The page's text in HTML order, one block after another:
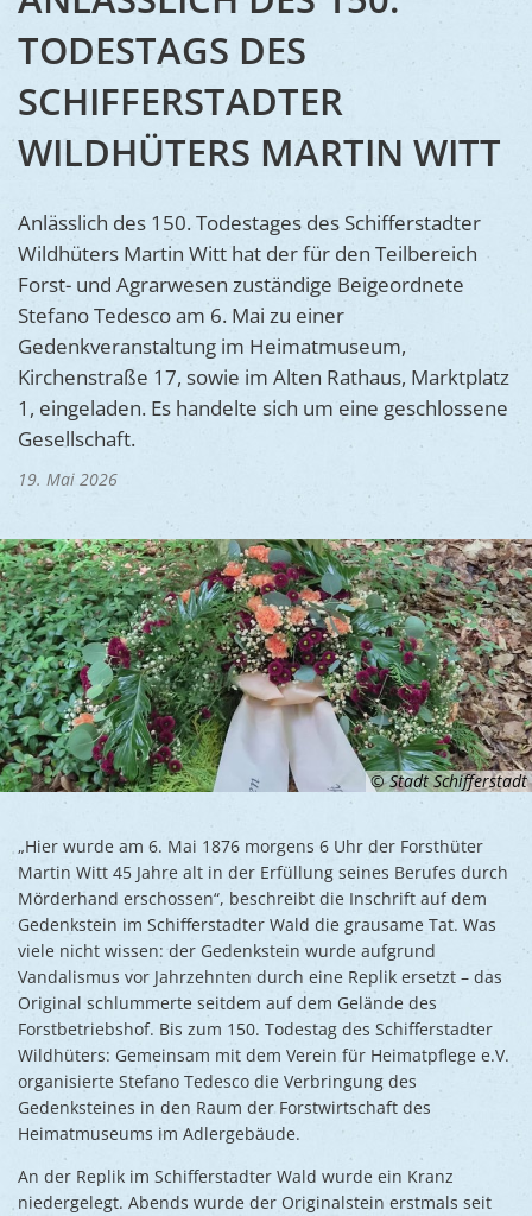
Ukraine
TODESTAGS DES
SCHIFFERSTADTER
WILDHÜTERS MARTIN WITT
Anlässlich des 150. Todestages des Schifferstadter
Wildhüters Martin Witt hat der für den Teilbereich
Forst- und Agrarwesen zuständige Beigeordnete
Stefano Tedesco am 6. Mai zu einer
Gedenkveranstaltung im Heimatmuseum,
Kirchenstraße 17, sowie im Alten Rathaus, Marktplatz
1, eingeladen. Es handelte sich um eine geschlossene
Gesellschaft.
19. Mai 2026
© Stadt Schifferstadt
„Hier wurde am 6. Mai 1876 morgens 6 Uhr der Forsthüter
Martin Witt 45 Jahre alt in der Erfüllung seines Berufes durch
Mörderhand erschossen“, beschreibt die Inschrift auf dem
Gedenkstein im Schifferstadter Wald die grausame Tat. Was
viele nicht wissen: der Gedenkstein wurde aufgrund
Vandalismus vor Jahrzehnten durch eine Replik ersetzt – das
Original schlummerte seitdem auf dem Gelände des
Forstbetriebshof. Bis zum 150. Todestag des Schifferstadter
Wildhüters: Gemeinsam mit dem Verein für Heimatpflege e.V.
organisierte Stefano Tedesco die Verbringung des
Gedenksteines in den Raum der Forstwirtschaft des
Heimatmuseums im Adlergebäude.
An der Replik im Schifferstadter Wald wurde ein Kranz
niedergelegt. Abends wurde der Originalstein erstmals seit